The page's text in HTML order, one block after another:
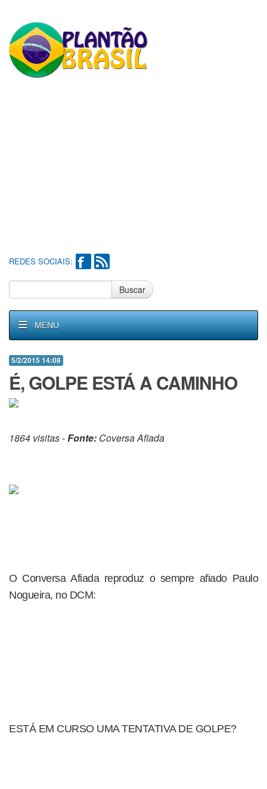
REDES SOCIAIS:
Buscar
MENU
5/2/2015 14:08
É, GOLPE ESTÁ A CAMINHO
1864 visitas -Fonte: Coversa Afiada
O Conversa Afiada reproduz o sempre afiado Paulo
Nogueira, no DCM:
ESTÁ EM CURSO UMA TENTATIVA DE GOLPE?